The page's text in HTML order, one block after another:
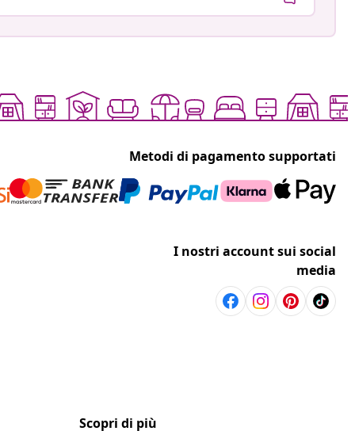
Metodi di pagamento supportati
I nostri account sui social
media
Scopri di più